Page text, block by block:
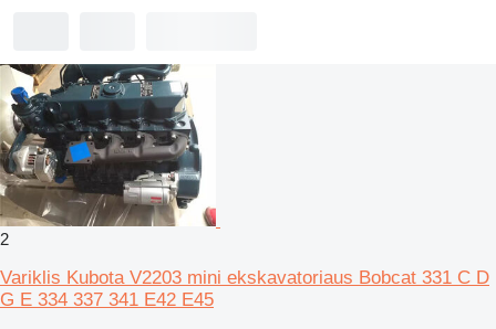
2
Variklis Kubota V2203 mini ekskavatoriaus Bobcat 331 C D
G E 334 337 341 E42 E45